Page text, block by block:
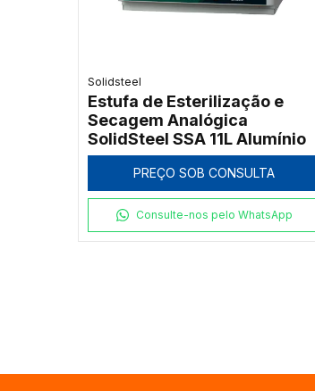
Solidsteel
Estufa de Esterilização e
Secagem Analógica
SolidSteel SSA 11L Alumínio
PREÇO SOB CONSULTA
Consulte-nos pelo WhatsApp